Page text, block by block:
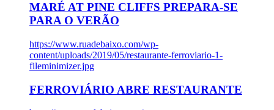
MARÉ AT PINE CLIFFS PREPARA-SE
PARA O VERÃO
https://www.ruadebaixo.com/wp-
content/uploads/2019/05/restaurante-ferroviario-1-
fileminimizer.jpg
FERROVIÁRIO ABRE RESTAURANTE